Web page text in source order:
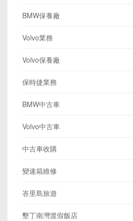
BMW保養廠
Volvo業務
Volvo保養廠
保時捷業務
BMW中古車
Volvo中古車
中古車收購
變速箱維修
峇里島旅遊
墾丁南灣渡假飯店